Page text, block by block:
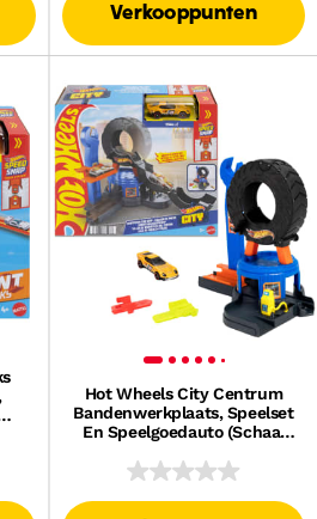
Verkooppunten
Hot Wheels City Centrum
Bandenwerkplaats, Speelset
En Speelgoedauto (Schaal
Klik-Baansysteem